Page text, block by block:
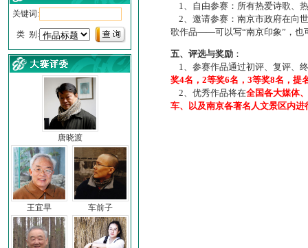
关键词:
类 别:
唐晓渡
王宜早 车前子
1、自由参赛：所有热爱诗歌、
2、邀请参赛：南京市政府在向
歌作品——可以写“南京印象”，也
五、评选与奖励 ：
1、参赛作品通过初评、复评、
奖4名，2等奖6名，3等奖8名，提
2、优秀作品将在全国各大媒体
车、以及南京各著名人文景区内进